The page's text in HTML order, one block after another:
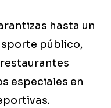
hasta un
público,
especiales en